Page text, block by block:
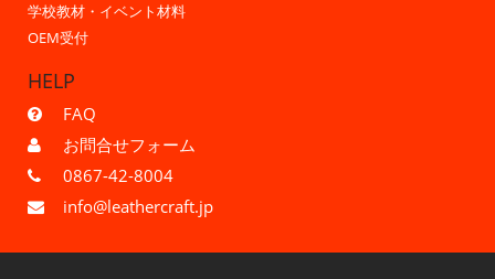
学校教材・イベント材料
OEM受付
HELP
FAQ
お問合せフォーム
0867-42-8004
info@leathercraft.jp